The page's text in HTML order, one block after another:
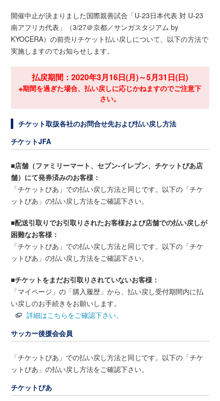
開催中止が決まりました国際親善試合「U-23日本代表 対 U-23
南アフリカ代表」（3/27＠京都／サンガスタジアム by
KYOCERA）の前売りチケット払い戻しについて、以下の方法で
実施しますのでお知らせします。
払戻期間：2020年3月16日(月)～5月31日(日)
※期間を過ぎた場合、払い戻しに応じかねますのでご注意下
さい。
チケット取扱各社のお問合せ先および払い戻し方法
チケットJFA
■店舗（ファミリーマート、セブン‐イレブン、チケットぴあ店
舗）にて発券済みのお客様：
「チケットぴあ」での払い戻し方法と同じです。以下の「チケ
ットぴあ」の払い戻し方法をご確認下さい。
■配送引取りでお引取りされたお客様および店舗での払い戻しが
困難なお客様：
「チケットぴあ」での払い戻し方法と同じです。以下の「チケ
ットぴあ」の払い戻し方法をご確認下さい。
■チケットをまだお引取りされていないお客様：
「マイページ」の「購入履歴」から、払い戻し受付期間内に払
い戻しのお手続きをお願いします。
詳細はこちらをご確認下さい。
サッカー後援会会員
「チケットぴあ」での払い戻し方法と同じです。以下の「チケ
ットぴあ」の払い戻し方法をご確認下さい。
チケットぴあ